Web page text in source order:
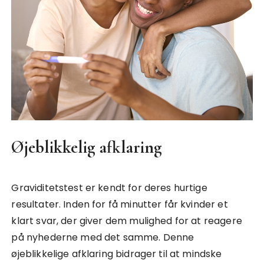
Øjeblikkelig afklaring
Graviditetstest er kendt for deres hurtige
resultater. Inden for få minutter får kvinder et
klart svar, der giver dem mulighed for at reagere
på nyhederne med det samme. Denne
øjeblikkelige afklaring bidrager til at mindske